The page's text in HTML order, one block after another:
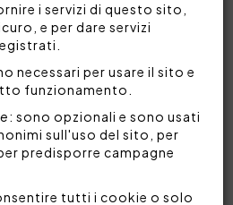
i servizi di questo sito,
e per dare servizi
necessari per usare il sito e
funzionamento.
: sono opzionali e sono usati
sull'uso del sito, per
predisporre campagne
tutti i cookie o solo
CON TE IN VACANZA
SCEGLIERE GLI
IDEALI PER LE TUE
sono accessori must
per ogni vacanza al
piscina e per i momenti di
asciugamano da spiaggia